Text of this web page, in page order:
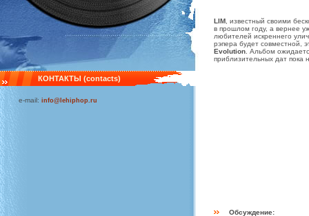
КОНТАКТЫ (contacts)
e-mail: info@lehiphop.ru
LIM , известный своими
в прошлом году, а вернее
любителей искреннего
рэпера будет совместной,
Evolution . Альбом
приблизительных дат пока
Обсуждение: